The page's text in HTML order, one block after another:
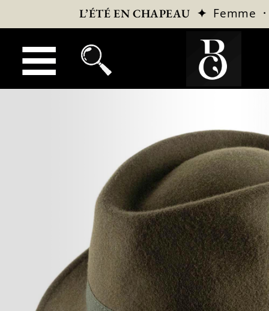
L’ÉTÉ EN CHAPEAU ✦ Femme